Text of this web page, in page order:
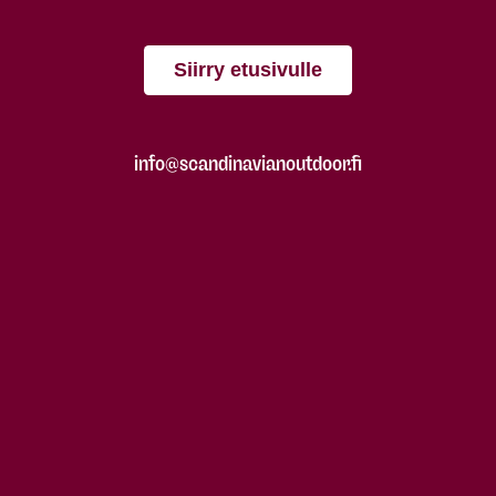
Siirry etusivulle
info@scandinavianoutdoor.fi